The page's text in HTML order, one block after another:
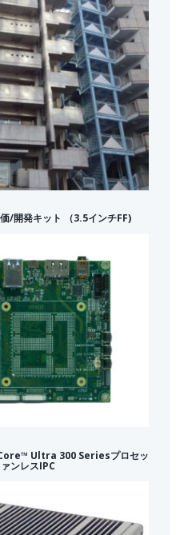
/開発キット （3.5インチFF)
Ultra 300 Seriesプロセッ
ンレスIPC